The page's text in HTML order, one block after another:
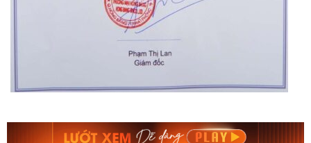
Orient Nam RA-
Mua ngay
Casio Nam MTS-
Mua ngay